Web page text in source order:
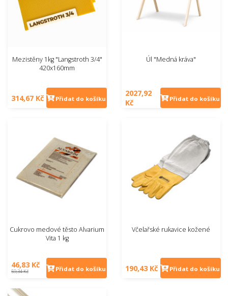
Mezistěny 1kg "Langstroth 3/4"
420x160mm
314,67 Kč Přidat do košíku
Úl "Medná kráva"
2027,92
Kč
Přidat do košíku
Cukrovo medové těsto Alvarium
Vita 1 kg
46,83 Kč
59,34 Kč Přidat do košíku
Včelařské rukavice kožené
190,43 Kč Přidat do košíku